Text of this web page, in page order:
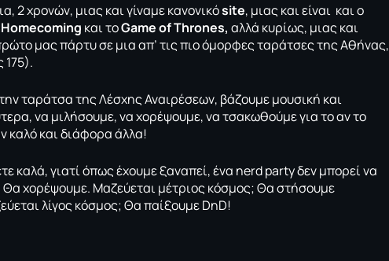
2 χρονών, μιας και γίναμε κανονικόsite, μιας και είναι και ο
και τοGame of Thrones, αλλά κυρίως, μιας και
μας πάρτυ σε μια απ’ τις πιο όμορφες ταράτσες της Αθήνας,
175).
ταράτσα της Λέσχης Αναιρέσεων, βάζουμε μουσική και
να μιλήσουμε, να χορέψουμε, να τσακωθούμε για το αν το
καλό και διάφορα άλλα!
καλά, γιατί όπως έχουμε ξαναπεί, ένα nerd party δεν μπορεί να
χορέψουμε. Μαζεύεται μέτριος κόσμος; Θα στήσουμε
λίγος κόσμος; Θα παίξουμε DnD!